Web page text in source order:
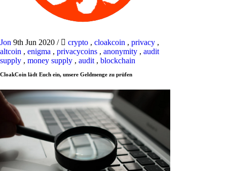
Jon 9th Jun 2020 / crypto , cloakcoin , privacy ,
altcoin , enigma , privacycoins , anonymity , audit
supply , money supply , audit , blockchain
CloakCoin lädt Euch ein, unsere Geldmenge zu prüfen